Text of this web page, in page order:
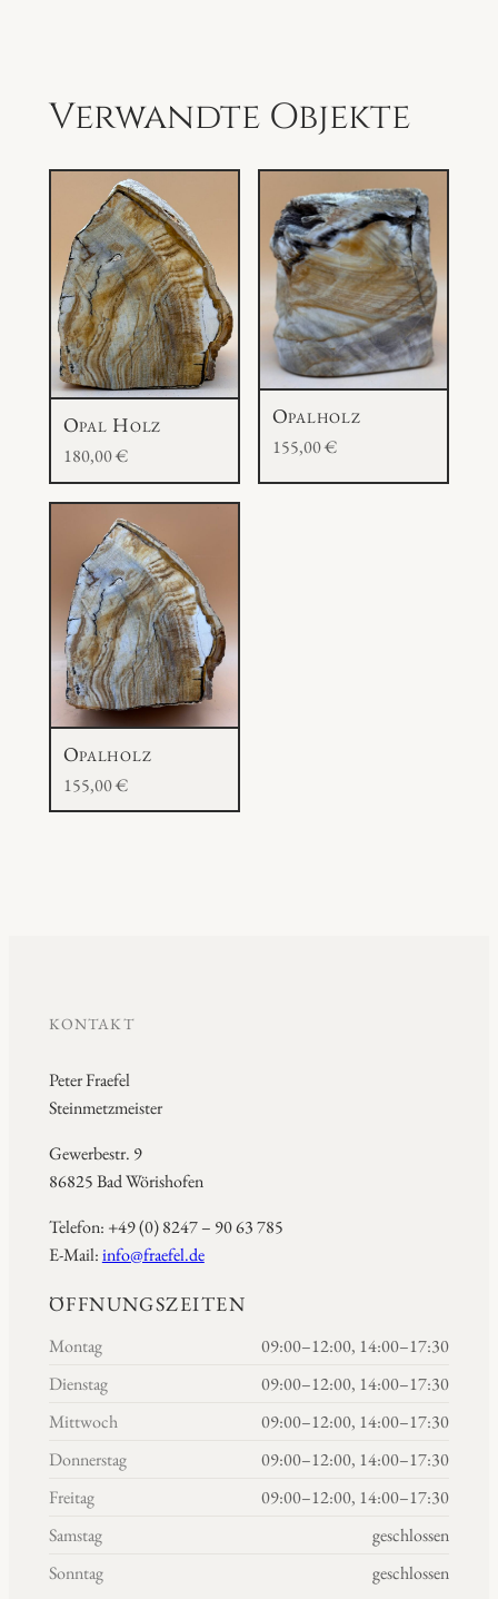
Verwandte Objekte
Opal Holz
180,00€
Opalholz
155,00€
Opalholz
155,00€
KONTAKT
Peter Fraefel
Steinmetzmeister
Gewerbestr. 9
86825 Bad Wörishofen
Telefon: +49 (0) 8247 – 90 63 785
E-Mail:info@fraefel.de
ÖFFNUNGSZEITEN
Montag
09:00–12:00, 14:00–17:30
Dienstag
09:00–12:00, 14:00–17:30
Mittwoch
09:00–12:00, 14:00–17:30
Donnerstag
09:00–12:00, 14:00–17:30
Freitag
09:00–12:00, 14:00–17:30
Samstag
geschlossen
Sonntag
geschlossen